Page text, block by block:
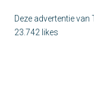
Deze advertentie
23.742 likes